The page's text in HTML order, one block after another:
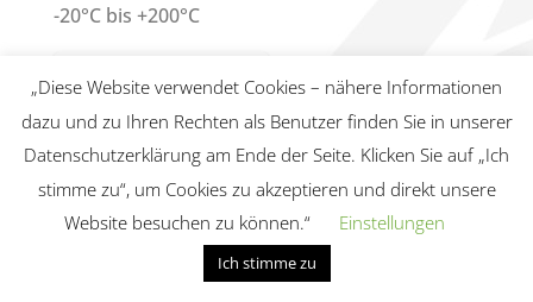
-20°C bis +200°C
Geeignet für:
• DIN 51502 OGPF0S-20
„Diese Website verwendet Cookies – nähere Informationen
dazu und zu Ihren Rechten als Benutzer finden Sie in unserer
Datenschutzerklärung am Ende der Seite. Klicken Sie auf „Ich
stimme zu“, um Cookies zu akzeptieren und direkt unsere
Website besuchen zu können.“
Einstellungen
Ich stimme zu